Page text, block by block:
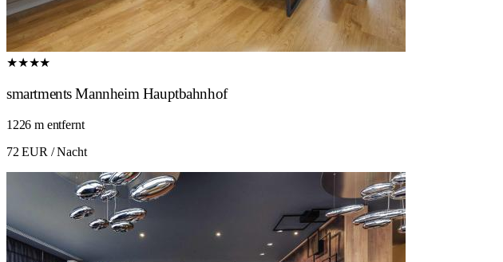
★★★★
smartments Mannheim Hauptbahnhof
1226 m entfernt
72 EUR / Nacht